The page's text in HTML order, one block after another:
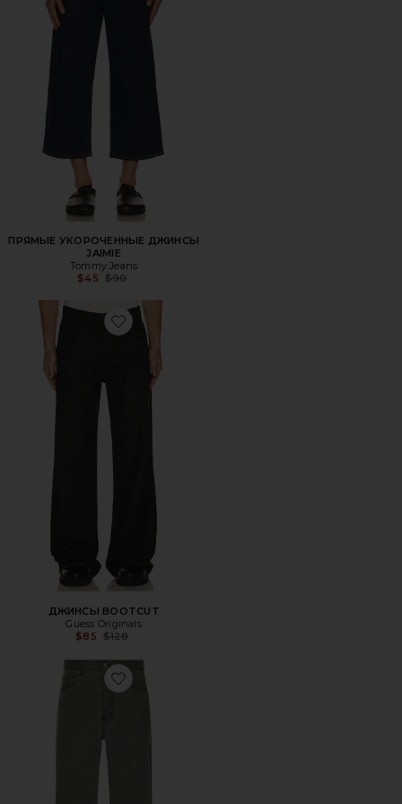
ПРЯМЫЕ УКОРОЧЕННЫЕ ДЖИНСЫ
JAIMIE
Tommy Jeans
$45 Previous price:
$90
Favorite ДЖИНСЫ BOOTCUT
ДЖИНСЫ BOOTCUT
Guess Originals
$85 Previous price:
$128
Favorite ШИРОКИЕ ДЖИНСЫ CLASSIC